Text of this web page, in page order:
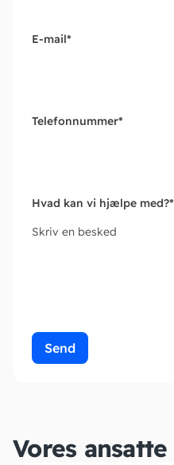
E-mail*
Telefonnummer*
Hvad kan vi hjælpe med?*
Skriv en besked
Send
Vores ansatte